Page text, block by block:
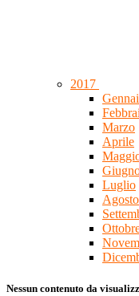
2017
Marzo
Aprile
Luglio
Agosto
Nessun contenuto da